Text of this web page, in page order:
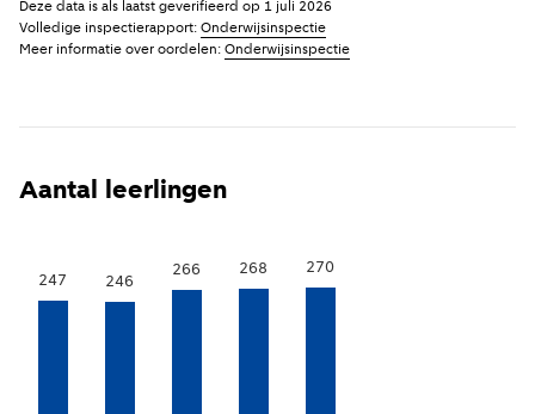
onderzoek uitgevoerd omdat de school net is opgericht
of gefuseerd is. Daarnaast krijgt alleen de
Toon voorgaande jaren(Meer informatie
Deze data is als laatst geverifieerd op 1 juli 2026
Volledige inspectierapport: Onderwijsinspectie
Meer informatie over oordelen: Onderwijsinspectie
Aantal leerlingen
247 246
266 268 270